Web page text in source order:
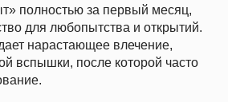
полностью за первый месяц,
для любопытства и открытий.
нарастающее влечение,
вспышки, после которой часто